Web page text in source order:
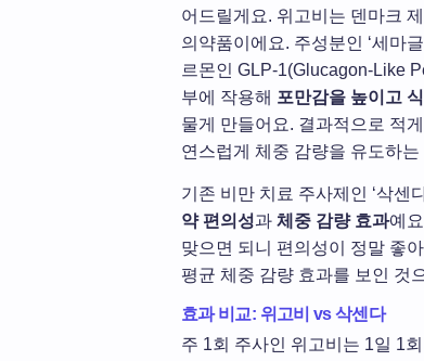
어드릴게요. 위고비는 덴마크
의약품이에요. 주성분인 ‘세마
르몬인 GLP-1(Glucagon-Like
부에 작용해 포만감을 높이고
물게 만들어요. 결과적으로 적
연스럽게 체중 감량을 유도하는
기존 비만 치료 주사제인 ‘삭센
약 편의성과 체중 감량 효과예
맞으면 되니 편의성이 정말 좋
평균 체중 감량 효과를 보인 것
효과 비교: 위고비 vs 삭센다
주 1회 주사인 위고비는 1일 1